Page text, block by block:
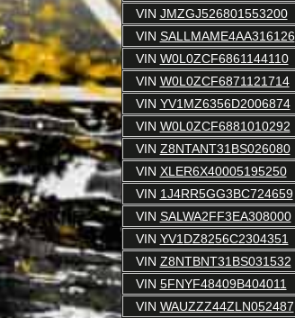
VIN JMZGJ526801553200
VIN SALLMAME4AA316126
VIN W0L0ZCF6861144110
VIN W0L0ZCF6871121714
VIN YV1MZ6356D2006874
VIN W0L0ZCF6881010292
VIN Z8NTANT31BS026080
VIN XLER6X40005195250
VIN 1J4RR5GG3BC724659
VIN SALWA2FF3EA308000
VIN YV1DZ8256C2304351
VIN Z8NTBNT31BS031532
VIN 5FNYF48409B404011
VIN WAUZZZ44ZLN052487